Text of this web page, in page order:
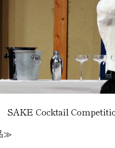
Cocktail
≫